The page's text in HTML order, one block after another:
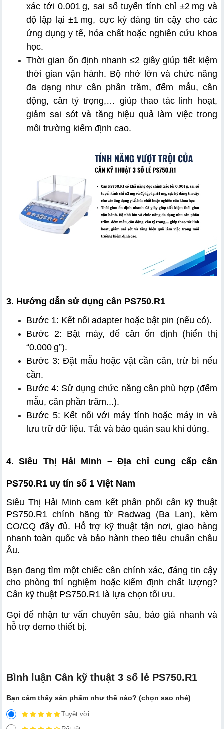
xác tới 0.001 g, sai số tuyến tính chỉ ±2 mg và
độ lập lại ±1 mg, cực kỳ đáng tin cậy cho các
ứng dụng y tế, hóa chất hoặc nghiên cứu khoa
học.
Thời gian ổn định nhanh ≤2 giây giúp tiết kiệm
thời gian vận hành. Bộ nhớ lớn và chức năng
đa dạng như cân phần trăm, đếm mẫu, cân
động, cân tỷ trọng,… giúp thao tác linh hoạt,
giảm sai sót và tăng hiệu quả làm việc trong
môi trường kiểm định cao.
3. Hướng dẫn sử dụng cân PS750.R1
Bước 1: Kết nối adapter hoặc bật pin (nếu có).
Bước 2: Bật máy, để cân ổn định (hiển thị
“0.000 g”).
Bước 3: Đặt mẫu hoặc vật cần cân, trừ bì nếu
cần.
Bước 4: Sử dụng chức năng cân phù hợp (đếm
mẫu, cân phần trăm...).
Bước 5: Kết nối với máy tính hoặc máy in và
lưu trữ dữ liệu. Tắt và bảo quản sau khi dùng.
4. Siêu Thị Hải Minh – Địa chỉ cung cấp cân
PS750.R1 uy tín số 1 Việt Nam
Siêu Thị Hải Minh cam kết phân phối cân kỹ thuật
PS750.R1 chính hãng từ Radwag (Ba Lan), kèm
CO/CQ đầy đủ. Hỗ trợ kỹ thuật tận nơi, giao hàng
nhanh toàn quốc và bảo hành theo tiêu chuẩn châu
Âu.
Bạn đang tìm một chiếc cân chính xác, đáng tin cậy
cho phòng thí nghiệm hoặc kiểm định chất lượng?
Cân kỹ thuật PS750.R1 là lựa chọn tối ưu.
Gọi để nhận tư vấn chuyên sâu, báo giá nhanh và
hỗ trợ demo thiết bị.
Bình luận Cân kỹ thuật 3 số lẻ PS750.R1
Bạn cảm thấy sản phẩm như thế nào? (chọn sao nhé)
Tuyệt vời